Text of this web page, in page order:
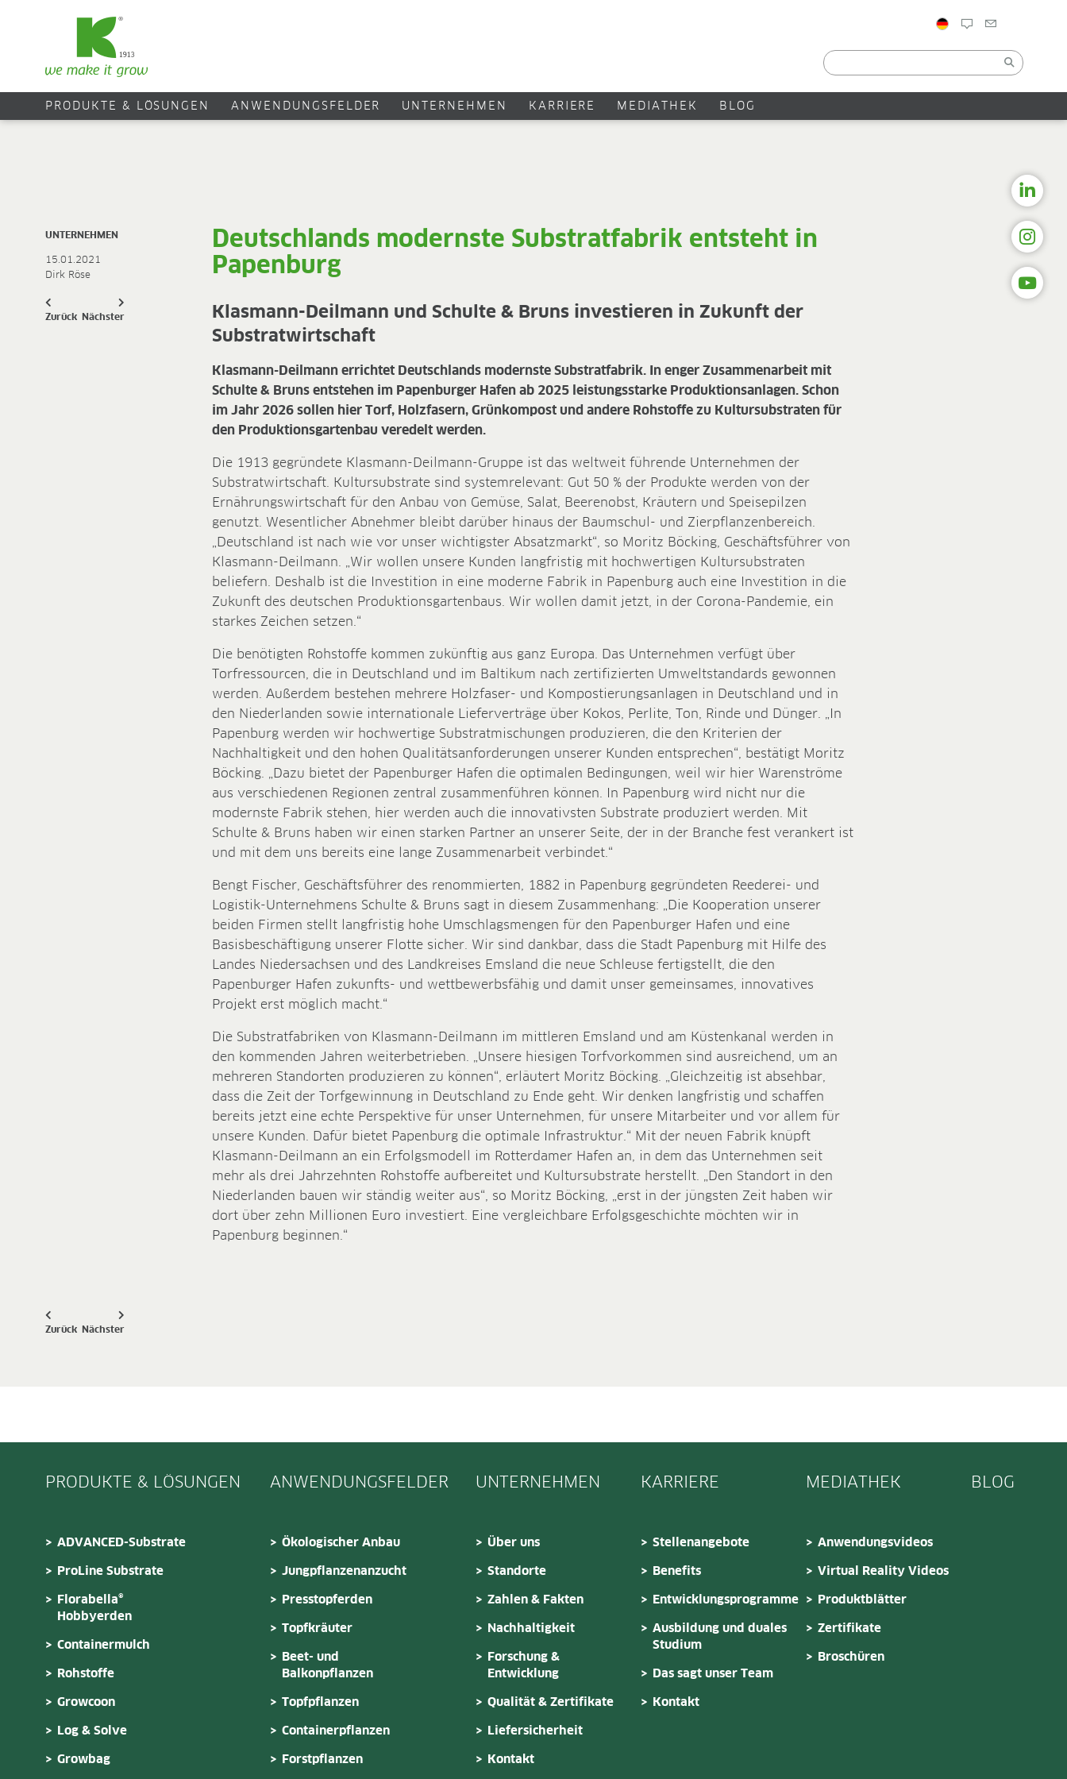
PRODUKTE & LÖSUNGEN ANWENDUNGSFELDER UNTERNEHMEN KARRIERE MEDIATHEK BLOG
UNTERNEHMEN
15.01.2021
Dirk Röse
Zurück Nächster
Deutschlands modernste Substratfabrik entsteht in
Papenburg
Klasmann-Deilmann und Schulte & Bruns investieren in Zukunft der
Substratwirtschaft
Klasmann-Deilmann errichtet Deutschlands modernste Substratfabrik. In enger Zusammenarbeit mit
Schulte & Bruns entstehen im Papenburger Hafen ab 2025 leistungsstarke Produktionsanlagen. Schon
im Jahr 2026 sollen hier Torf, Holzfasern, Grünkompost und andere Rohstoffe zu Kultursubstraten für
den Produktionsgartenbau veredelt werden.
Die 1913 gegründete Klasmann-Deilmann-Gruppe ist das weltweit führende Unternehmen der
Substrat­wirtschaft. Kultursubstrate sind systemrelevant: Gut 50 % der Produkte werden von der
Ernährungswirtschaft für den Anbau von Gemüse, Salat, Beerenobst, Kräutern und Speisepilzen
genutzt. Wesentlicher Abnehmer bleibt darüber hinaus der Baumschul- und Zierpflanzenbereich.
„Deutschland ist nach wie vor unser wichtigster Absatzmarkt“, so Moritz Böcking, Geschäftsführer von
Klasmann-Deilmann. „Wir wollen unsere Kunden langfristig mit hochwertigen Kultursubstraten
beliefern. Deshalb ist die Investition in eine moderne Fabrik in Papenburg auch eine Investition in die
Zukunft des deutschen Produktionsgartenbaus. Wir wollen damit jetzt, in der Corona-Pandemie, ein
starkes Zeichen setzen.“
Die benötigten Rohstoffe kommen zukünftig aus ganz Europa. Das Unternehmen verfügt über
Torfressourcen, die in Deutschland und im Baltikum nach zertifizierten Umweltstandards gewonnen
werden. Außerdem bestehen mehrere Holzfaser- und Kompostierungsanlagen in Deutschland und in
den Niederlanden sowie internationale Lieferverträge über Kokos, Perlite, Ton, Rinde und Dünger. „In
Papenburg werden wir hoch­wertige Substratmischungen produzieren, die den Kriterien der
Nachhaltigkeit und den hohen Qualitäts­anforderungen unserer Kunden entsprechen“, bestätigt Moritz
Böcking. „Dazu bietet der Papenburger Hafen die optimalen Bedingungen, weil wir hier Warenströme
aus verschiedenen Regionen zentral zusammenführen können. In Papenburg wird nicht nur die
modernste Fabrik stehen, hier werden auch die innovativsten Substrate produziert werden. Mit
Schulte & Bruns haben wir einen starken Partner an unserer Seite, der in der Branche fest verankert ist
und mit dem uns bereits eine lange Zusammenarbeit verbindet.“
Bengt Fischer, Geschäftsführer des renommierten, 1882 in Papenburg gegründeten Reederei- und
Logistik-Unternehmens Schulte & Bruns sagt in diesem Zusammenhang: „Die Kooperation unserer
beiden Firmen stellt langfristig hohe Umschlagsmengen für den Papenburger Hafen und eine
Basisbeschäftigung unserer Flotte sicher. Wir sind dankbar, dass die Stadt Papenburg mit Hilfe des
Landes Niedersachsen und des Landkreises Emsland die neue Schleuse fertigstellt, die den
Papenburger Hafen zukunfts- und wettbewerbsfähig und damit unser gemeinsames, innovatives
Projekt erst möglich macht.“
Die Substratfabriken von Klasmann-Deilmann im mittleren Emsland und am Küstenkanal werden in
den kommenden Jahren weiterbetrieben. „Unsere hiesigen Torfvorkommen sind ausreichend, um an
mehreren Standorten produzieren zu können“, erläutert Moritz Böcking. „Gleichzeitig ist absehbar,
dass die Zeit der Torfgewinnung in Deutschland zu Ende geht. Wir denken langfristig und schaffen
bereits jetzt eine echte Perspektive für unser Unternehmen, für unsere Mitarbeiter und vor allem für
unsere Kunden. Dafür bietet Papenburg die optimale Infrastruktur.“ Mit der neuen Fabrik knüpft
Klasmann-Deilmann an ein Erfolgsmodell im Rotterdamer Hafen an, in dem das Unternehmen seit
mehr als drei Jahrzehnten Rohstoffe aufbereitet und Kultursubstrate herstellt. „Den Standort in den
Niederlanden bauen wir ständig weiter aus“, so Moritz Böcking, „erst in der jüngsten Zeit haben wir
dort über zehn Millionen Euro investiert. Eine vergleichbare Erfolgsgeschichte möchten wir in
Papenburg beginnen.“
Zurück Nächster
PRODUKTE & LÖSUNGEN
ADVANCED-Substrate
ProLine Substrate
Florabella®
Hobbyerden
Containermulch
Rohstoffe
Growcoon
Log & Solve
Growbag
ANWENDUNGSFELDER
Ökologischer Anbau
Jungpflanzenanzucht
Presstopferden
Topfkräuter
Beet- und
Balkonpflanzen
Topfpflanzen
Containerpflanzen
Forstpflanzen
UNTERNEHMEN
Über uns
Standorte
Zahlen & Fakten
Nachhaltigkeit
Forschung &
Entwicklung
Qualität & Zertifikate
Liefersicherheit
Kontakt
KARRIERE
Stellenangebote
Benefits
Entwicklungsprogramme
Ausbildung und duales
Studium
Das sagt unser Team
Kontakt
MEDIATHEK
Anwendungsvideos
Virtual Reality Videos
Produktblätter
Zertifikate
Broschüren
BLOG